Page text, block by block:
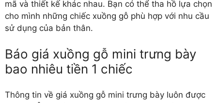
mã và thiết kế khác nhau. Bạn có thể tha hồ lựa chọn
cho mình những chiếc xuồng gỗ phù hợp với nhu cầu
sử dụng của bản thân.
Báo giá xuồng gỗ mini trưng bày
bao nhiêu tiền 1 chiếc
Thông tin về giá xuồng gỗ mini trưng bày luôn được